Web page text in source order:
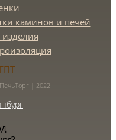
каминов и печей
| 2022